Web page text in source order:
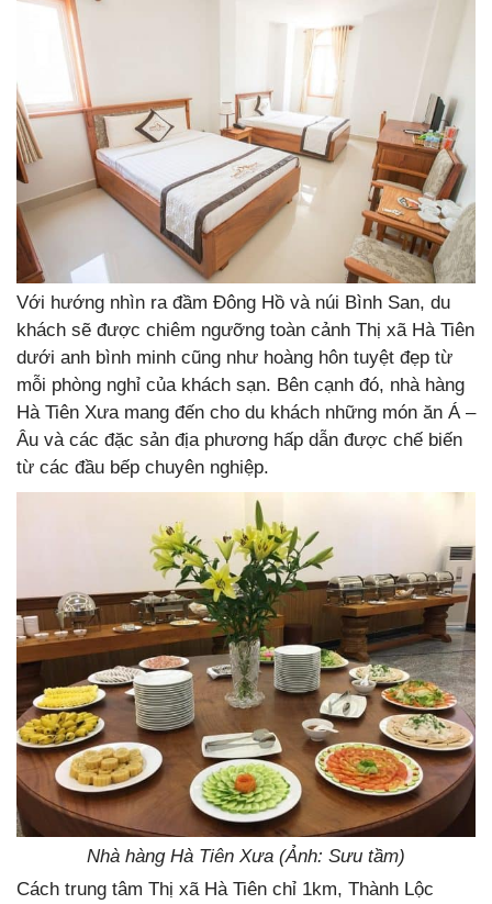
Với hướng nhìn ra đầm Đông Hồ và núi Bình San, du
khách sẽ được chiêm ngưỡng toàn cảnh Thị xã Hà Tiên
dưới anh bình minh cũng như hoàng hôn tuyệt đẹp từ
mỗi phòng nghỉ của khách sạn. Bên cạnh đó, nhà hàng
Hà Tiên Xưa mang đến cho du khách những món ăn Á –
Âu và các đặc sản địa phương hấp dẫn được chế biến
từ các đầu bếp chuyên nghiệp.
Nhà hàng Hà Tiên Xưa (Ảnh: Sưu tầm)
Cách trung tâm Thị xã Hà Tiên chỉ 1km, Thành Lộc